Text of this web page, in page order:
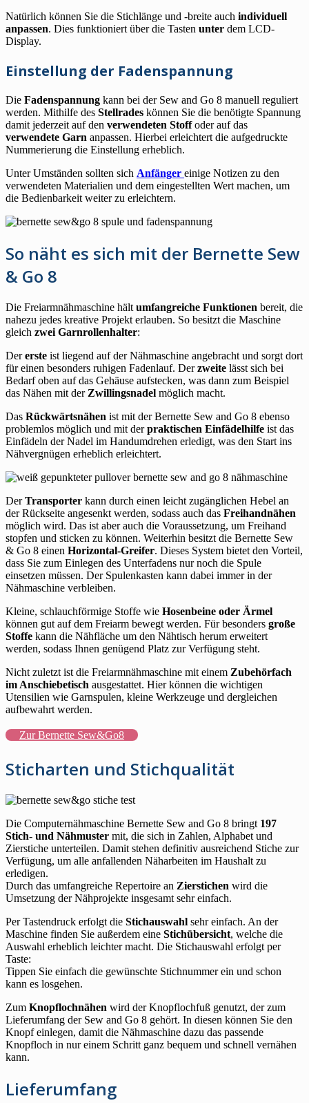
Natürlich können Sie die Stichlänge und -breite auch individuell
anpassen. Dies funktioniert über die Tasten unter dem LCD-
Display.
Einstellung der Fadenspannung
Die Fadenspannung kann bei der Sew and Go 8 manuell reguliert
werden. Mithilfe des Stellrades können Sie die benötigte Spannung
damit jederzeit auf den verwendeten Stoffoder auf das
verwendete Garn anpassen. Hierbei erleichtert die aufgedruckte
Nummerierung die Einstellung erheblich.
Unter Umständen sollten sich Anfänger einige Notizen zu den
verwendeten Materialien und dem eingestellten Wert machen, um
die Bedienbarkeit weiter zu erleichtern.
So näht es sich mit der Bernette Sew
& Go 8
Die Freiarmnähmaschine hält umfangreiche Funktionen bereit, die
nahezu jedes kreative Projekt erlauben. So besitzt die Maschine
gleich zwei Garnrollenhalter:
Dererste ist liegend auf der Nähmaschine angebracht und sorgt dort
für einen besonders ruhigen Fadenlauf. Derzweite lässt sich bei
Bedarf oben auf das Gehäuse aufstecken, was dann zum Beispiel
das Nähen mit der Zwillingsnadel möglich macht.
Das Rückwärtsnähen ist mit der Bernette Sew and Go 8 ebenso
problemlos möglich und mit derpraktischen Einfädelhilfe ist das
Einfädeln der Nadel im Handumdrehen erledigt, was den Start ins
Nähvergnügen erheblich erleichtert.
DerTransporter kann durch einen leicht zugänglichen Hebel an
der Rückseite angesenkt werden, sodass auch das Freihandnähen
möglich wird. Das ist aber auch die Voraussetzung, um Freihand
stopfen und sticken zu können. Weiterhin besitzt die Bernette Sew
& Go 8 einen Horizontal-Greifer. Dieses System bietet den Vorteil,
dass Sie zum Einlegen des Unterfadens nur noch die Spule
einsetzen müssen. Der Spulenkasten kann dabei immer in der
Nähmaschine verbleiben.
Kleine, schlauchförmige Stoffe wie Hosenbeine oder Ärmel
können gut auf dem Freiarm bewegt werden. Für besonders große
Stoffe kann die Nähfläche um den Nähtisch herum erweitert
werden, sodass Ihnen genügend Platz zur Verfügung steht.
Nicht zuletzt ist die Freiarmnähmaschine mit einem Zubehörfach
im Anschiebetisch ausgestattet. Hier können die wichtigen
Utensilien wie Garnspulen, kleine Werkzeuge und dergleichen
aufbewahrt werden.
Zur Bernette Sew&Go8
Sticharten und Stichqualität
Die Computernähmaschine Bernette Sew and Go 8 bringt 197
Stich- und Nähmuster mit, die sich in Zahlen, Alphabet und
Zierstiche unterteilen. Damit stehen definitiv ausreichend Stiche zur
Verfügung, um alle anfallenden Näharbeiten im Haushalt zu
erledigen.
Durch das umfangreiche Repertoire an Zierstichen wird die
Umsetzung der Nähprojekte insgesamt sehr einfach.
Per Tastendruck erfolgt die Stichauswahl sehr einfach. An der
Maschine finden Sie außerdem eine Stichübersicht, welche die
Auswahl erheblich leichter macht. Die Stichauswahl erfolgt per
Taste:
Tippen Sie einfach die gewünschte Stichnummer ein und schon
kann es losgehen.
Zum Knopflochnähen wird der Knopflochfuß genutzt, der zum
Lieferumfang der Sew and Go 8 gehört. In diesen können Sie den
Knopf einlegen, damit die Nähmaschine dazu das passende
Knopfloch in nur einem Schritt ganz bequem und schnell vernähen
kann.
Lieferumfang